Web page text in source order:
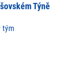
Týně
tým